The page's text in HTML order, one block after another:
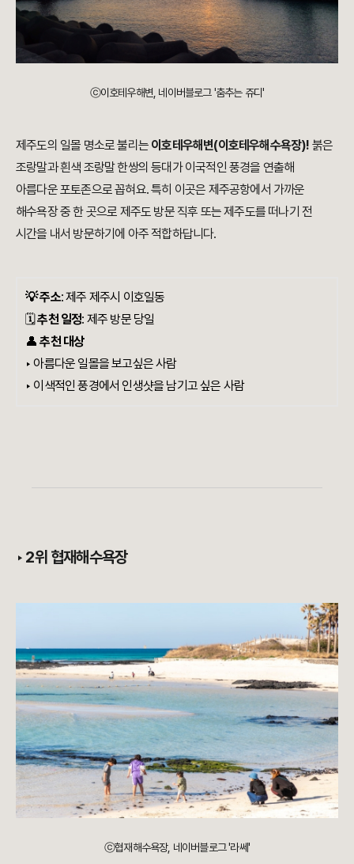
ⓒ이호테우해변, 네이버블로그 '춤추는 쥬디'
제주도의 일몰 명소로 불리는 이호테우해변(이호테우해수욕장)! 붉은
조랑말과 흰색 조랑말 한쌍의 등대가 이국적인 풍경을 연출해
아름다운 포토존으로 꼽혀요. 특히 이곳은 제주공항에서 가까운
해수욕장 중 한 곳으로 제주도 방문 직후 또는 제주도를 떠나기 전
시간을 내서 방문하기에 아주 적합하답니다.
💡 주소:제주 제주시 이호일동
🗓️추천 일정: 제주 방문 당일
👤추천 대상
‣ 아름다운 일몰을 보고싶은 사람
‣ 이색적인 풍경에서 인생샷을 남기고 싶은 사람
‣ 2위 협재해수욕장
ⓒ협재해수욕장, 네이버블로그 '라쎄'